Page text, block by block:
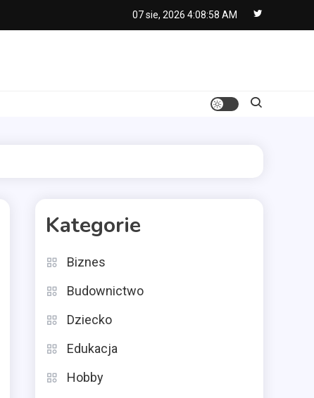
07 sie, 2026 4:08:59 AM
Kategorie
Biznes
Budownictwo
Dziecko
Edukacja
Hobby